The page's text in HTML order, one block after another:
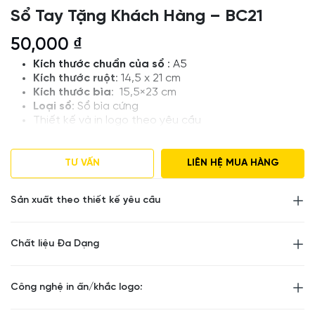
Sổ Tay Tặng Khách Hàng – BC21
50,000 ₫
Kích thước chuẩn của sổ : A5
Kích thước ruột: 14,5 x 21 cm
Kích thước bìa: 15,5×23 cm
Loại sổ: Sổ bìa cứng
Thiết kế và in logo theo yêu cầu
cuốn
Số lượng khác vui lòng liên hệ để được tư vấn
TƯ VẤN LIÊN HỆ MUA HÀNG
Sản xuất theo thiết kế yêu cầu
Chất liệu Đa Dạng
Công nghệ in ấn/khắc logo: